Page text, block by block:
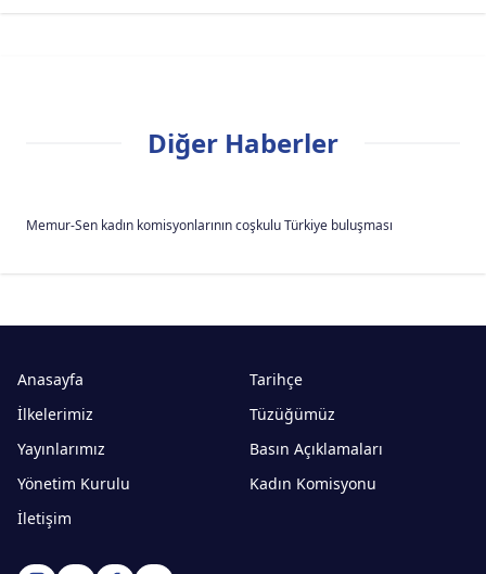
Diğer Haberler
Memur-Sen kadın komisyonlarının coşkulu Türkiye buluşması
Anasayfa
Tarihçe
İlkelerimiz
Tüzüğümüz
Yayınlarımız
Basın Açıklamaları
Yönetim Kurulu
Kadın Komisyonu
İletişim